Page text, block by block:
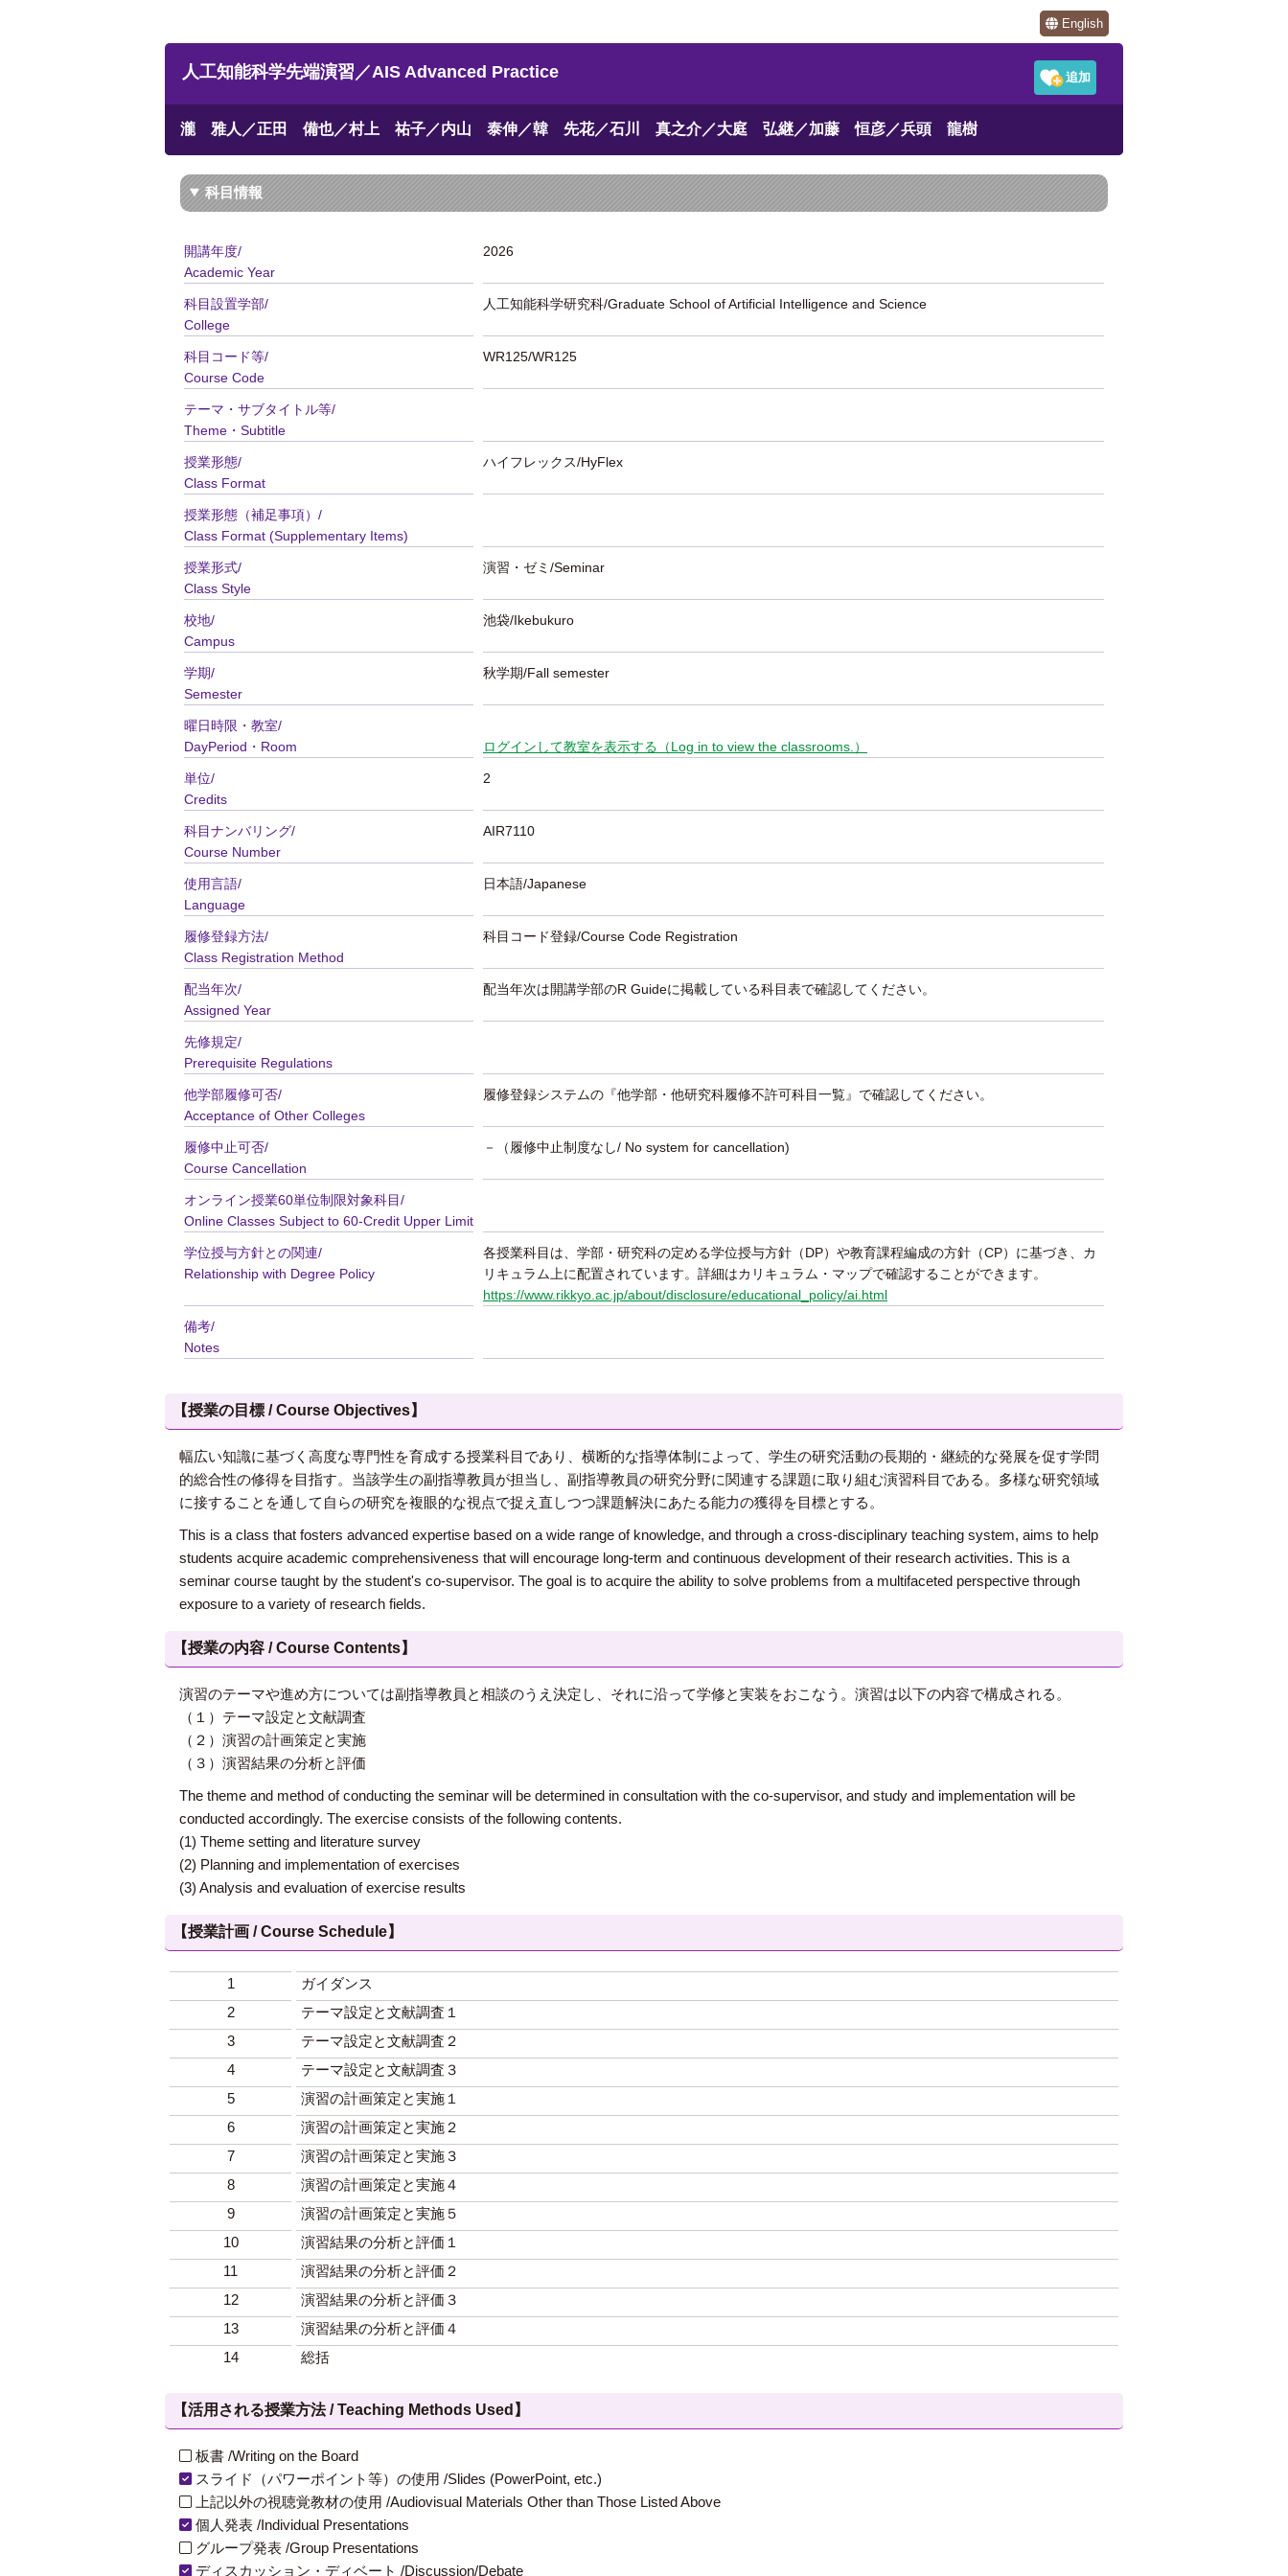
English
人工知能科学先端演習／AIS Advanced Practice
瀧 雅人／正田 備也／村上 祐子／内山 泰伸／韓 先花／石川 真之介／大庭 弘継／加藤 恒彦／兵頭 龍樹
科目情報
開講年度/
Academic Year
2026
科目設置学部/
College
人工知能科学研究科/Graduate School of Artificial Intelligence and Science
科目コード等/
Course Code
WR125/WR125
テーマ・サブタイトル等/
Theme・Subtitle
授業形態/
Class Format
ハイフレックス/HyFlex
授業形態（補足事項）/
Class Format (Supplementary Items)
授業形式/
Class Style
演習・ゼミ/Seminar
校地/
Campus
池袋/Ikebukuro
学期/
Semester
秋学期/Fall semester
曜日時限・教室/
DayPeriod・Room
ログインして教室を表示する（Log in to view the classrooms.）
単位/
Credits
2
科目ナンバリング/
Course Number
AIR7110
使用言語/
Language
日本語/Japanese
履修登録方法/
Class Registration Method
科目コード登録/Course Code Registration
配当年次/
Assigned Year
配当年次は開講学部のR Guideに掲載している科目表で確認してください。
先修規定/
Prerequisite Regulations
他学部履修可否/
Acceptance of Other Colleges
履修登録システムの『他学部・他研究科履修不許可科目一覧』で確認してください。
履修中止可否/
Course Cancellation
－（履修中止制度なし/ No system for cancellation)
オンライン授業60単位制限対象科目/
Online Classes Subject to 60-Credit Upper Limit
学位授与方針との関連/
Relationship with Degree Policy
各授業科目は、学部・研究科の定める学位授与方針（DP）や教育課程編成の方針（CP）に基づき、カ
リキュラム上に配置されています。詳細はカリキュラム・マップで確認することができます。
https://www.rikkyo.ac.jp/about/disclosure/educational_policy/ai.html
備考/
Notes
【授業の目標 / Course Objectives】
幅広い知識に基づく高度な専門性を育成する授業科目であり、横断的な指導体制によって、学生の研究活動の長期的・継続的な発展を促す学問
的総合性の修得を目指す。当該学生の副指導教員が担当し、副指導教員の研究分野に関連する課題に取り組む演習科目である。多様な研究領域
に接することを通して自らの研究を複眼的な視点で捉え直しつつ課題解決にあたる能力の獲得を目標とする。
This is a class that fosters advanced expertise based on a wide range of knowledge, and through a cross-disciplinary teaching system, aims to help
students acquire academic comprehensiveness that will encourage long-term and continuous development of their research activities. This is a
seminar course taught by the student's co-supervisor. The goal is to acquire the ability to solve problems from a multifaceted perspective through
exposure to a variety of research fields.
【授業の内容 / Course Contents】
演習のテーマや進め方については副指導教員と相談のうえ決定し、それに沿って学修と実装をおこなう。演習は以下の内容で構成される。
（１）テーマ設定と文献調査
（２）演習の計画策定と実施
（３）演習結果の分析と評価
The theme and method of conducting the seminar will be determined in consultation with the co-supervisor, and study and implementation will be
conducted accordingly. The exercise consists of the following contents.
(1) Theme setting and literature survey
(2) Planning and implementation of exercises
(3) Analysis and evaluation of exercise results
【授業計画 / Course Schedule】
1
ガイダンス
2
テーマ設定と文献調査１
3
テーマ設定と文献調査２
4
テーマ設定と文献調査３
5
演習の計画策定と実施１
6
演習の計画策定と実施２
7
演習の計画策定と実施３
8
演習の計画策定と実施４
9
演習の計画策定と実施５
10
演習結果の分析と評価１
11
演習結果の分析と評価２
12
演習結果の分析と評価３
13
演習結果の分析と評価４
14
総括
【活用される授業方法 / Teaching Methods Used】
板書 /Writing on the Board
スライド（パワーポイント等）の使用 /Slides (PowerPoint, etc.)
上記以外の視聴覚教材の使用 /Audiovisual Materials Other than Those Listed Above
個人発表 /Individual Presentations
グループ発表 /Group Presentations
ディスカッション・ディベート /Discussion/Debate